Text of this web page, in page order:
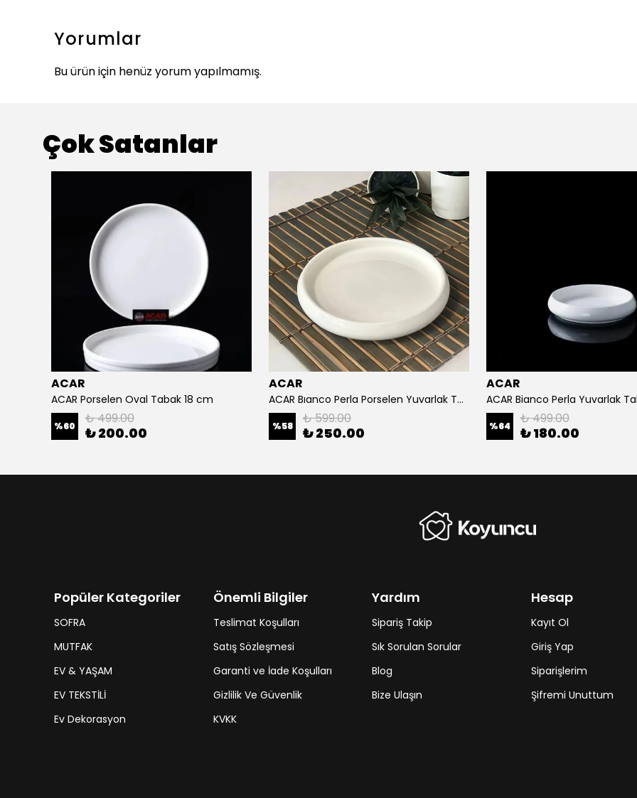
Yorumlar
Bu ürün için henüz yorum yapılmamış.
Çok Satanlar
ACAR
ACAR Porselen Oval Tabak 18 cm
%60 ₺ 499.00
₺ 200.00
ACAR
ACAR Bıanco Perla Porselen Yuvarlak Tabak 14,2x2,3 Cm
%58 ₺ 599.00
₺ 250.00
ACAR
%64 ₺ 499.00
₺ 180.00
Popüler Kategoriler
SOFRA
MUTFAK
EV & YAŞAM
EV TEKSTİLİ
Ev Dekorasyon
Önemli Bilgiler
Teslimat Koşulları
Satış Sözleşmesi
Garanti ve İade Koşulları
Gizlilik Ve Güvenlik
KVKK
Yardım
Sipariş Takip
Sık Sorulan Sorular
Blog
Bize Ulaşın
Hesap
Kayıt Ol
Giriş Yap
Siparişlerim
Şifremi Unuttum